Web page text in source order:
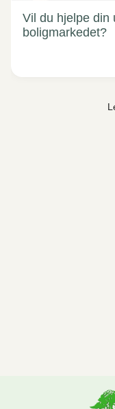
Vil du hjelpe din
boligmarkedet?